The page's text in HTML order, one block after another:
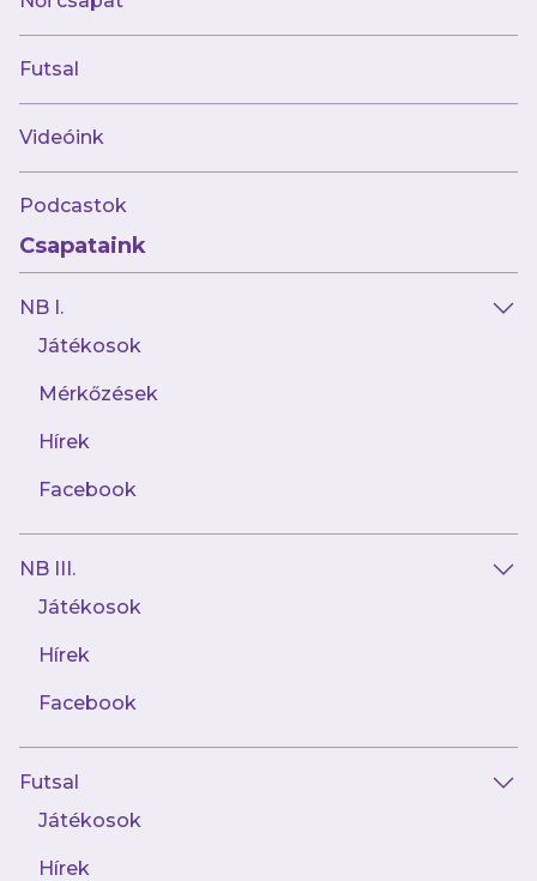
Futsal
Videóink
Podcastok
Csapataink
NB I.
Játékosok
Mérkőzések
Hírek
Facebook
NB III.
Játékosok
Hírek
Facebook
Futsal
Játékosok
Hírek
AJÁNLÓ